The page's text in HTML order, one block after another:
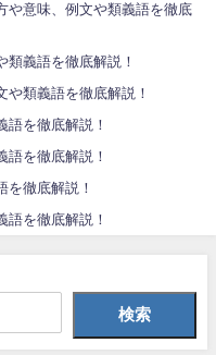
や意味、例文や類義語を徹底
類義語を徹底解説！
や類義語を徹底解説！
語を徹底解説！
語を徹底解説！
を徹底解説！
語を徹底解説！
検索